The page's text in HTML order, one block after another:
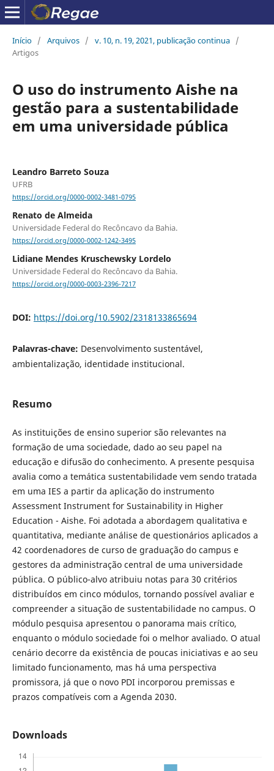
Início / Arquivos / v. 10, n. 19, 2021, publicação continua /
Artigos
O uso do instrumento Aishe na
gestão para a sustentabilidade
em uma universidade pública
Leandro Barreto Souza
UFRB
https://orcid.org/0000-0002-3481-0795
Renato de Almeida
Universidade Federal do Recôncavo da Bahia.
https://orcid.org/0000-0002-1242-3495
Lidiane Mendes Kruschewsky Lordelo
Universidade Federal do Recôncavo da Bahia.
https://orcid.org/0000-0003-2396-7217
DOI: https://doi.org/10.5902/2318133865694
Palavras-chave: Desenvolvimento sustentável,
ambientalização, identidade institucional.
Resumo
As instituições de ensino superior são relevantes na
formação de uma sociedade, dado ao seu papel na
educação e difusão do conhecimento. A presente pesquisa
avalia como a temática sustentabilidade vem sendo tratada
em uma IES a partir da aplicação do instrumento
Assessment Instrument for Sustainability in Higher
Education - Aishe. Foi adotada a abordagem qualitativa e
quantitativa, mediante análise de questionários aplicados a
42 coordenadores de curso de graduação do campus e
gestores da administração central de uma universidade
pública. O público-alvo atribuiu notas para 30 critérios
distribuídos em cinco módulos, tornando possível avaliar e
compreender a situação de sustentabilidade no campus. O
módulo pesquisa apresentou o panorama mais crítico,
enquanto o módulo sociedade foi o melhor avaliado. O atual
cenário decorre da existência de poucas iniciativas e ao seu
limitado funcionamento, mas há uma perspectiva
promissora, já que o novo PDI incorporou premissas e
prazos compatíveis com a Agenda 2030.
Downloads